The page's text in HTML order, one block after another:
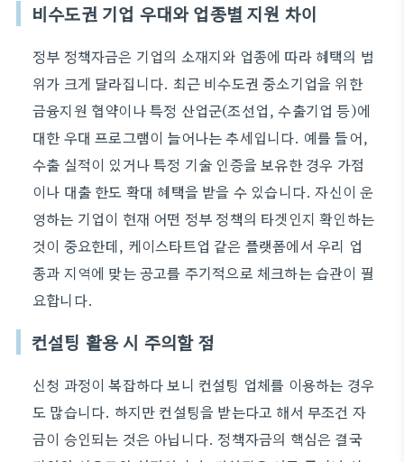
비수도권 기업 우대와 업종별 지원 차이
정부 정책자금은 기업의 소재지와 업종에 따라 혜택의 범
위가 크게 달라집니다. 최근 비수도권 중소기업을 위한
금융지원 협약이나 특정 산업군(조선업, 수출기업 등)에
대한 우대 프로그램이 늘어나는 추세입니다. 예를 들어,
수출 실적이 있거나 특정 기술 인증을 보유한 경우 가점
이나 대출 한도 확대 혜택을 받을 수 있습니다. 자신이 운
영하는 기업이 현재 어떤 정부 정책의 타겟인지 확인하는
것이 중요한데, 케이스타트업 같은 플랫폼에서 우리 업
종과 지역에 맞는 공고를 주기적으로 체크하는 습관이 필
요합니다.
컨설팅 활용 시 주의할 점
신청 과정이 복잡하다 보니 컨설팅 업체를 이용하는 경우
도 많습니다. 하지만 컨설팅을 받는다고 해서 무조건 자
금이 승인되는 것은 아닙니다. 정책자금의 핵심은 결국